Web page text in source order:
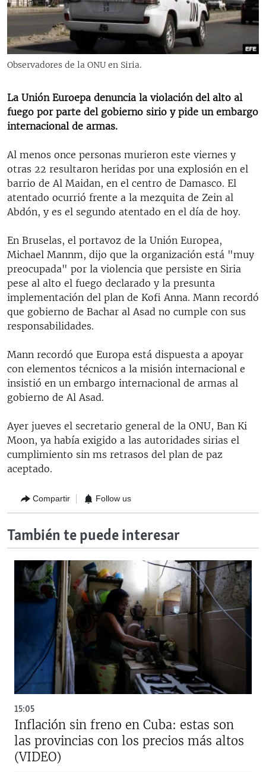
RADIO MARTÍ
ESPECIALES
ESPECIALES
SER VIEJO EN CUBA
KENTU-CUBANO
DESINFORMACIÓN RUSA EN AMÉRICA LATINA
LA INVASIÓN DE RUSIA A UCRANIA
MULTIMEDIA
SÍGUENOS
Observadores de la ONU en Siria.
La Unión Euroepa denuncia la violación del alto al
fuego por parte del gobierno sirio y pide un embargo
internacional de armas.
Al menos once personas murieron este viernes y
otras 22 resultaron heridas por una explosión en el
barrio de Al Maidan, en el centro de Damasco. El
atentado ocurrió frente a la mezquita de Zein al
Abdón, y es el segundo atentado en el día de hoy.
En Bruselas, el portavoz de la Unión Europea,
Michael Mannm, dijo que la organización está "muy
preocupada" por la violencia que persiste en Siria
pese al alto el fuego declarado y la presunta
implementación del plan de Kofi Anna. Mann recordó
que gobierno de Bachar al Asad no cumple con sus
responsabilidades.
Mann recordó que Europa está dispuesta a apoyar
con elementos técnicos a la misión internacional e
insistió en un embargo internacional de armas al
gobierno de Al Asad.
Ayer jueves el secretario general de la ONU, Ban Ki
Moon, ya había exigido a las autoridades sirias el
cumplimiento sin ms retrasos del plan de paz
aceptado.
Compartir Follow us
También te puede interesar
15:05
Inflación sin freno en Cuba: estas son
las provincias con los precios más altos
(VIDEO)